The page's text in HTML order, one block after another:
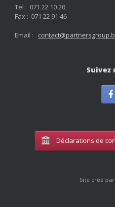
Tel : 071 22 10 20
Fax : 071 22 91 46
Email :
Suivez
Déclarations de
Site créé par